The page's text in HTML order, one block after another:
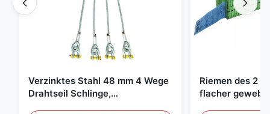
Verzinktes Stahl 48 mm 4 Wege
Drahtseil Schlinge,
Riemen des 2
flacher